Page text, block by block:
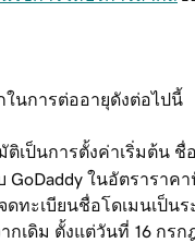
นการต่ออายุดังต่อไปนี้
เป็นการตั้งค่าเริ่มต้น ชื่
ในอัตราราค
ทะเบียนชื่อโดเมนเป็น
กเดิม ตั้งแต่วันที่ 16 ก